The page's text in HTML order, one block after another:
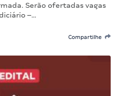
Serão ofertadas vagas
–…
Compartilhe